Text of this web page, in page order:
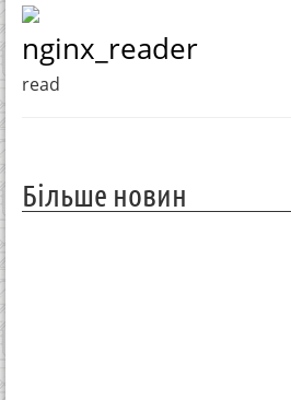
nginx_reader
read
Більше новин